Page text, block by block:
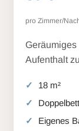
pro Zimmer/
Aufenthalt
18 m²
Eigenes